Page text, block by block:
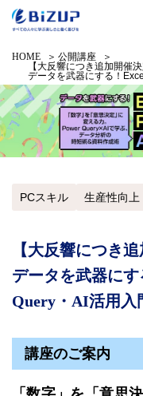
HOME
公開講座
【大反響につき追加開催決
データを武器にする！
PCスキル 生産性向上
【大反響につき
データを武器に
Query・AI活用入
講座のご案内